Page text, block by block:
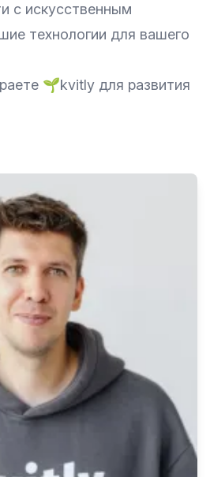
с искусственным
технологии для вашего
🌱kvitly для развития